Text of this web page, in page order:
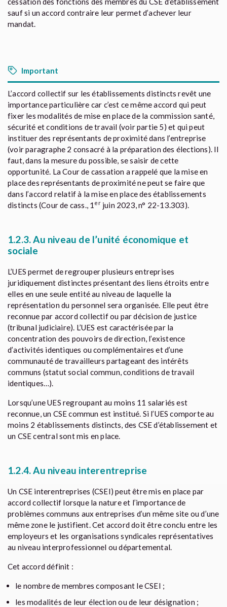
sauf si un accord contraire leur permet d’achever leur
mandat.
Important
L’accord collectif sur les établissements distincts revêt une
importance particulière car c’est ce même accord qui peut
fixer les modalités de mise en place de la commission santé,
sécurité et conditions de travail (voir partie 5) et qui peut
instituer des représentants de proximité dans l’entreprise
(voir paragraphe 2 consacré à la préparation des élections). Il
faut, dans la mesure du possible, se saisir de cette
opportunité. La Cour de cassation a rappelé que la mise en
place des représentants de proximité ne peut se faire que
dans l’accord relatif à la mise en place des établissements
distincts (Cour de cass., 1 erjuin 2023, n° 22-13.303).
1.2.3. Au niveau de l’unité économique et
sociale
L’UES permet de regrouper plusieurs entreprises
juridiquement distinctes présentant des liens étroits entre
elles en une seule entité au niveau de laquelle la
représentation du personnel sera organisée. Elle peut être
reconnue par accord collectif ou par décision de justice
(tribunal judiciaire). L’UES est caractérisée par la
concentration des pouvoirs de direction, l’existence
d’activités identiques ou complémentaires et d’une
communauté de travailleurs partageant des intérêts
communs (statut social commun, conditions de travail
identiques…).
Lorsqu’une UES regroupant au moins 11 salariés est
reconnue, un CSE commun est institué. Si l’UES comporte au
moins 2 établissements distincts, des CSE d’établissement et
un CSE central sont mis en place.
1.2.4. Au niveau interentreprise
Un CSE interentreprises (CSEI) peut être mis en place par
accord collectif lorsque la nature et l’importance de
problèmes communs aux entreprises d’un même site ou d’une
même zone le justifient. Cet accord doit être conclu entre les
employeurs et les organisations syndicales représentatives
au niveau interprofessionnel ou départemental.
Cet accord définit :
le nombre de membres composant le CSEI ;
les modalités de leur élection ou de leur désignation ;